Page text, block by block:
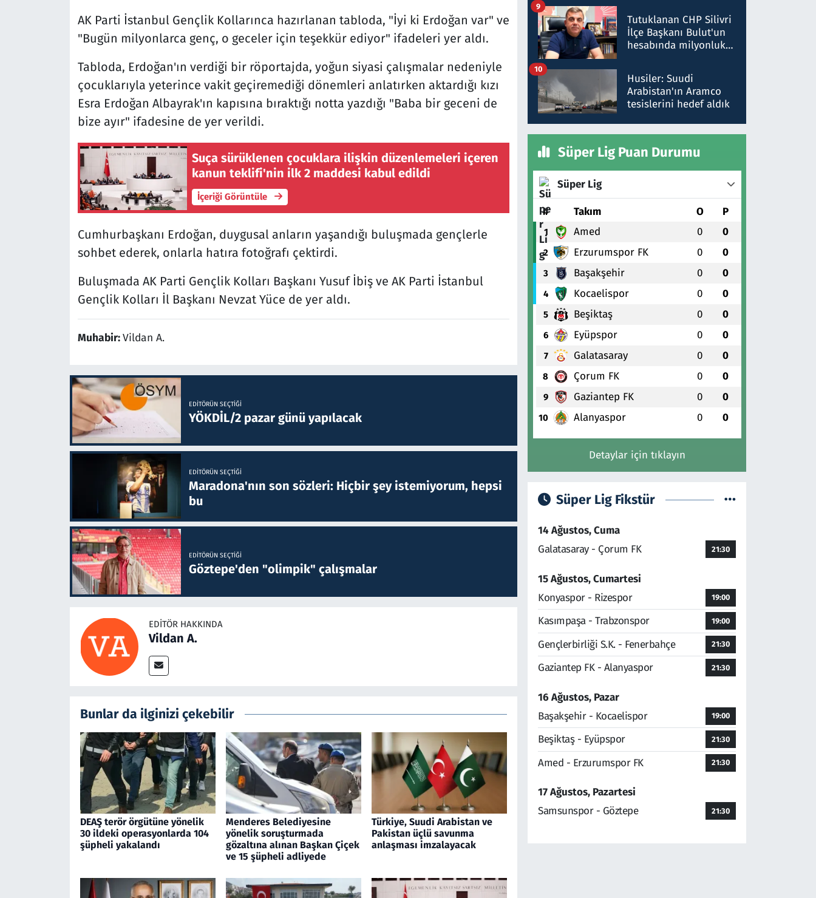
AK Parti İstanbul Gençlik Kollarınca hazırlanan tabloda, "İyi ki Erdoğan var" ve
"Bugün milyonlarca genç, o geceler için teşekkür ediyor" ifadeleri yer aldı.
Tabloda, Erdoğan'ın verdiği bir röportajda, yoğun siyasi çalışmalar nedeniyle
çocuklarıyla yeterince vakit geçiremediği dönemleri anlatırken aktardığı kızı
Esra Erdoğan Albayrak'ın kapısına bıraktığı notta yazdığı "Baba bir geceni de
bize ayır" ifadesine de yer verildi.
Suça sürüklenen çocuklara ilişkin düzenlemeleri içeren
kanun teklifi'nin ilk 2 maddesi kabul edildi
İçeriği Görüntüle
Cumhurbaşkanı Erdoğan, duygusal anların yaşandığı buluşmada gençlerle
sohbet ederek, onlarla hatıra fotoğrafı çektirdi.
Buluşmada AK Parti Gençlik Kolları Başkanı Yusuf İbiş ve AK Parti İstanbul
Gençlik Kolları İl Başkanı Nevzat Yüce de yer aldı.
Muhabir:Vildan A.
EDITÖRÜN SEÇTIĞI
YÖKDİL/2 pazar günü yapılacak
EDITÖRÜN SEÇTIĞI
Maradona'nın son sözleri: Hiçbir şey istemiyorum, hepsi
bu
EDITÖRÜN SEÇTIĞI
Göztepe'den "olimpik" çalışmalar
EDITÖR HAKKINDA
Vildan A.
Bunlar da ilginizi çekebilir
DEAŞ terör örgütüne yönelik
30 ildeki operasyonlarda 104
şüpheli yakalandı
Menderes Belediyesine
yönelik soruşturmada
gözaltına alınan Başkan Çiçek
ve 15 şüpheli adliyede
Türkiye, Suudi Arabistan ve
Pakistan üçlü savunma
anlaşması imzalayacak
düşürüldüğü" iddiasını
yalanladı
Tutuklanan CHP Silivri
İlçe Başkanı Bulut'un
hesabında milyonluk
talimat verdi, ben
gönderdim
9
Husiler: Suudi
Arabistan'ın Aramco
tesislerini hedef aldık
10
Süper Lig Puan Durumu
Süper Lig
# Takım O P
1 Amed 0 0
2 Erzurumspor FK 0 0
3 Başakşehir 0 0
4 Kocaelispor 0 0
5 Beşiktaş 0 0
6 Eyüpspor 0 0
7 Galatasaray 0 0
8 Çorum FK 0 0
9 Gaziantep FK 0 0
10 Alanyaspor 0 0
Detaylar için tıklayın
Süper Lig Fikstür
14 Ağustos, Cuma
Galatasaray - Çorum FK
21:30
15 Ağustos, Cumartesi
Konyaspor - Rizespor
19:00
Kasımpaşa - Trabzonspor 19:00
Gençlerbirliği S.K. - Fenerbahçe 21:30
Gaziantep FK - Alanyaspor 21:30
16 Ağustos, Pazar
Başakşehir - Kocaelispor
19:00
Beşiktaş - Eyüpspor 21:30
Amed - Erzurumspor FK 21:30
17 Ağustos, Pazartesi
Samsunspor - Göztepe
21:30